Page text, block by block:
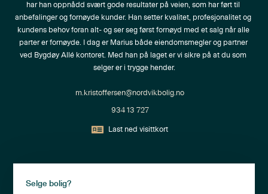
har han oppnådd svært gode resultater på veien, som har ført til
anbefalinger og fornøyde kunder. Han setter kvalitet, profesjonalitet og
kundens behov foran alt- og ser seg først fornøyd med et salg når alle
parter er fornøyde. I dag er Marius både eiendomsmegler og partner
ved Bygdøy Allé kontoret. Med han på laget er vi sikre på at du som
selger er i trygge hender.
m.kristoffersen@nordvikbolig.no
934 13 727
Last ned visittkort
Selge bolig?